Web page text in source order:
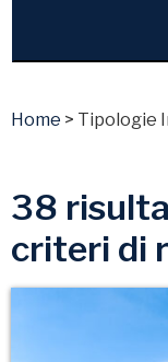
Home > Tipologie
38
criteri di